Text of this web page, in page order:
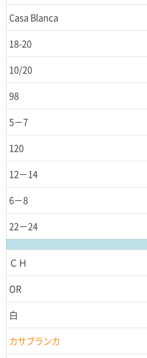
Casa Blanca
18-20
10/20
98
5－7
120
12－14
6－8
22－24
ＣＨ
OR
白
カサブランカ